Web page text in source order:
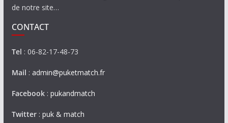
de notre site…
CONTACT
Tel : 06-82-17-48-73
Mail : admin@puketmatch.fr
Facebook: pukandmatch
Twitter: puk & match